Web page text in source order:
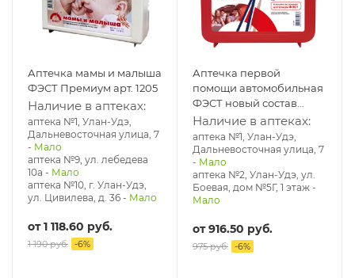
Аптечка мамы и малыша
ФЭСТ Премиум арт. 1205
Наличие в аптеках:
аптека №1, Улан-Удэ,
Дальневосточная улица, 7
- Мало
аптека №9, ул. лебедева
10а - Мало
аптека №10, г. Улан-Удэ,
ул. Цивилева, д. 36 - Мало
от1 118.60 руб.
1 190 руб. -6%
Аптечка первой
помощи автомобильная
ФЭСТ новый состав
(жесткий футляр)
арт.3735
Наличие в аптеках:
аптека №1, Улан-Удэ,
Дальневосточная улица, 7
- Мало
аптека №2, Улан-Удэ, ул.
Боевая, дом №5Г, 1 этаж -
Мало
от916.50 руб.
975 руб. -6%